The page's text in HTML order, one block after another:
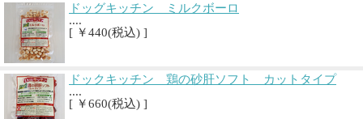
ドッグキッチン ミルクボーロ
....
[ ￥440(税込) ]
ドックキッチン 鶏の砂肝ソフト カットタイプ
....
[ ￥660(税込) ]